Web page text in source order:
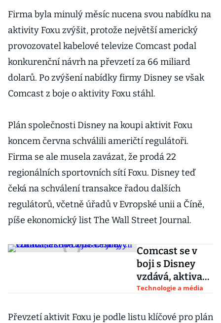
Firma byla minulý měsíc nucena svou nabídku na
aktivity Foxu zvýšit, protože největší americký
provozovatel kabelové televize Comcast podal
konkurenční návrh na převzetí za 66 miliard
dolarů. Po zvýšení nabídky firmy Disney se však
Comcast z boje o aktivity Foxu stáhl.
Plán společnosti Disney na koupi aktivit Foxu
koncem června schválili američtí regulátoři.
Firma se ale musela zavázat, že prodá 22
regionálních sportovních sítí Foxu. Disney teď
čeká na schválení transakce řadou dalších
regulátorů, včetně úřadů v Evropské unii a Číně,
píše ekonomický list The Wall Street Journal.
Comcast se v
boji s Disney
vzdává, aktiva
21st Century
Má ale jiný cíl
Technologie a média
Převzetí aktivit Foxu je podle listu klíčové pro plán